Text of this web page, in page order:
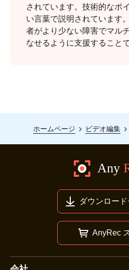
されています。技術的なポ
い言葉で説明されています
者がより少ない障害でマル
なせるように支援することで
ホームページ ビデオ編集
ダウンロー
AnyRec